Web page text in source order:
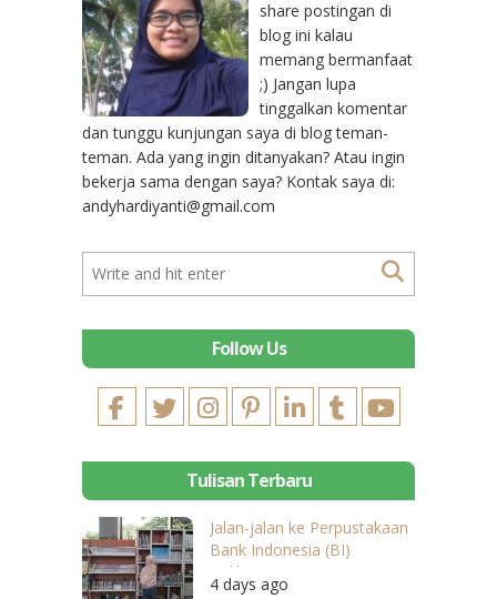
share postingan di
blog ini kalau
memang bermanfaat
;) Jangan lupa
tinggalkan komentar
dan tunggu kunjungan saya di blog teman-
teman. Ada yang ingin ditanyakan? Atau ingin
bekerja sama dengan saya? Kontak saya di:
andyhardiyanti@gmail.com
Follow Us
Tulisan Terbaru
Jalan-jalan ke Perpustakaan
Bank Indonesia (BI)
Balikpapan
4 days ago